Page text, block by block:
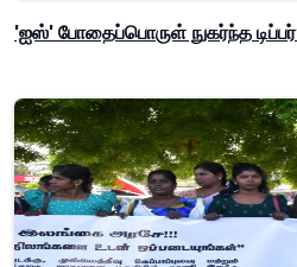
'ஐஸ்' போதைப்பொருள் நுகர்ந்த டிப்பர்